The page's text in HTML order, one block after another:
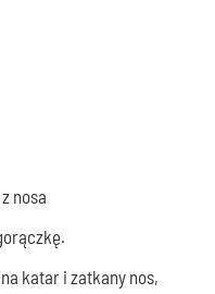
nosa
katar i zatkany nos,